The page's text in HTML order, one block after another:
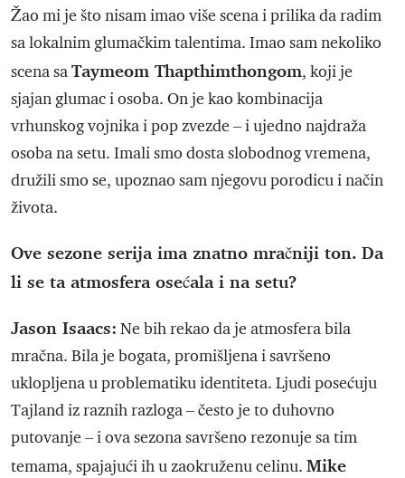
Žao mi je što nisam imao više scena i prilika da radim
sa lokalnim glumačkim talentima. Imao sam nekoliko
scena saTaymeom Thapthimthongom, koji je
sjajan glumac i osoba. On je kao kombinacija
vrhunskog vojnika i pop zvezde – i ujedno najdraža
osoba na setu. Imali smo dosta slobodnog vremena,
družili smo se, upoznao sam njegovu porodicu i način
života.
Ove sezone serija ima znatno mračniji ton. Da
li se ta atmosfera osećala i na setu?
Jason Isaacs: Ne bih rekao da je atmosfera bila
mračna. Bila je bogata, promišljena i savršeno
uklopljena u problematiku identiteta. Ljudi posećuju
Tajland iz raznih razloga – često je to duhovno
putovanje – i ova sezona savršeno rezonuje sa tim
temama, spajajući ih u zaokruženu celinu. Mike